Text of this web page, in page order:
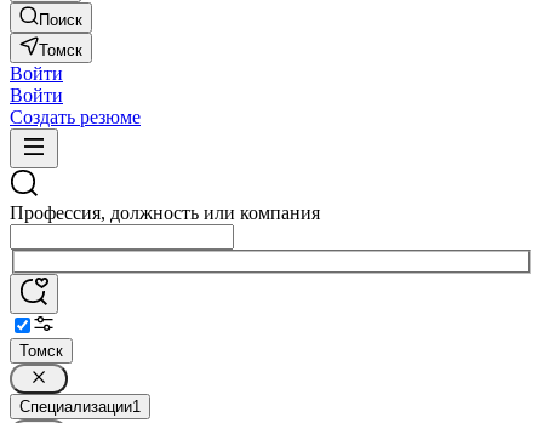
Поиск
Томск
Войти
Войти
Создать резюме
Профессия, должность или компания
Томск
Специализации1